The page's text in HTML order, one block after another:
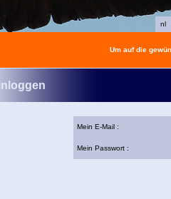
nl
Um auf die
Mein E-Mail :
Mein Passwort :